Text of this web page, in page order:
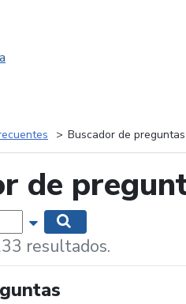
Buscador de
de
Mostrar opciones de
resultados.